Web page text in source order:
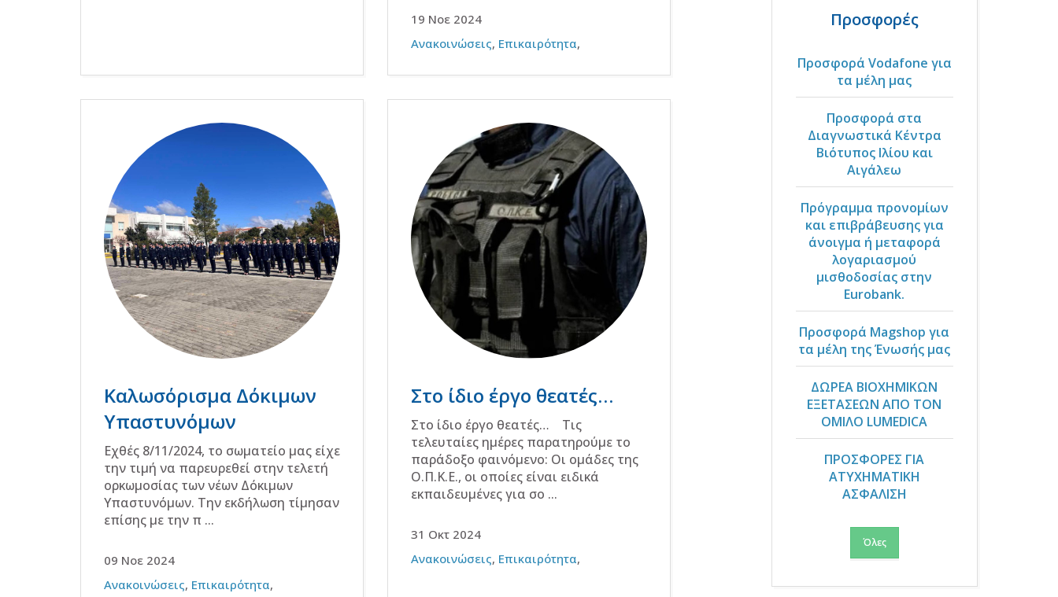
19 Νοε 2024
Ανακοινώσεις, Επικαιρότητα,
Καλωσόρισμα Δόκιμων
Υπαστυνόμων
Εχθές 8/11/2024, το σωματείο μας είχε
την τιμή να παρευρεθεί στην τελετή
ορκωμοσίας των νέων Δόκιμων
Υπαστυνόμων. Την εκδήλωση τίμησαν
επίσης με την π ...
09 Νοε 2024
Ανακοινώσεις, Επικαιρότητα,
Στο ίδιο έργο θεατές…
Στο ίδιο έργο θεατές… Τις
τελευταίες ημέρες παρατηρούμε το
παράδοξο φαινόμενο: Οι ομάδες της
Ο.Π.Κ.Ε., οι οποίες είναι ειδικά
εκπαιδευμένες για σο ...
31 Οκτ 2024
Ανακοινώσεις, Επικαιρότητα,
Προσφορές
Προσφορά Vodafone για
τα μέλη μας
Προσφορά στα
Διαγνωστικά Κέντρα
Βιότυπος Ιλίου και
Αιγάλεω
Πρόγραμμα προνομίων
και επιβράβευσης για
άνοιγμα ή μεταφορά
λογαριασμού
μισθοδοσίας στην
Eurobank.
Προσφορά Magshop για
τα μέλη της Ένωσής μας
ΔΩΡΕΑ ΒΙΟΧΗΜΙΚΩΝ
ΕΞΕΤΑΣΕΩΝ ΑΠΟ ΤΟΝ
ΟΜΙΛΟ LUMEDICA
ΠΡΟΣΦΟΡΕΣ ΓΙΑ
ΑΤΥΧΗΜΑΤΙΚΗ
ΑΣΦΑΛΙΣΗ
Όλες